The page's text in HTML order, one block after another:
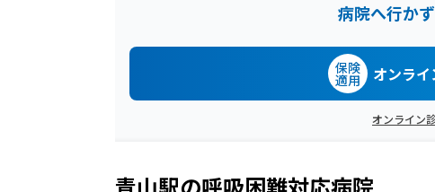
病院へ行か
保険
適用 オンラ
オンライン